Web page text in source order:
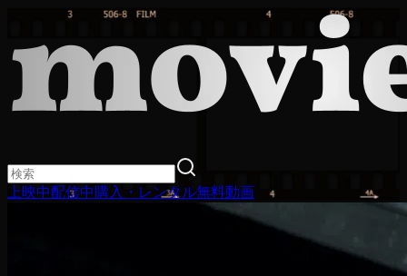
上映中配信中購入・レンタル無料動画